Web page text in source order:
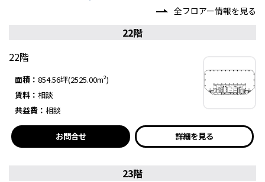
全フロアー情報を見る
22階
22階
面積： 854.56坪(2525.00m²)
賃料： 相談
共益費： 相談
お問合せ 詳細を見る
23階